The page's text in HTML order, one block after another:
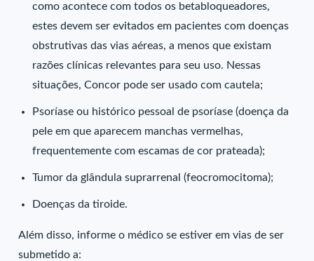
como acontece com todos os betabloqueadores,
estes devem ser evitados em pacientes com doenças
obstrutivas das vias aéreas, a menos que existam
razões clínicas relevantes para seu uso. Nessas
situações, Concor pode ser usado com cautela;
Psoríase ou histórico pessoal de psoríase (doença da
pele em que aparecem manchas vermelhas,
frequentemente com escamas de cor prateada);
Tumor da glândula suprarrenal (feocromocitoma);
Doenças da tiroide.
Além disso, informe o médico se estiver em vias de ser
submetido a: